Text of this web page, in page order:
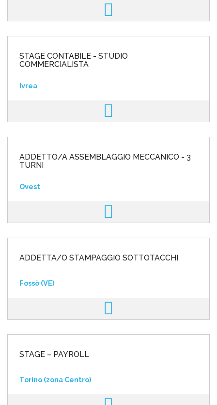
STAGE CONTABILE - STUDIO
COMMERCIALISTA
Ivrea
ADDETTO/A ASSEMBLAGGIO MECCANICO - 3
TURNI
Ovest
ADDETTA/O STAMPAGGIO SOTTOTACCHI
Fossò (VE)
STAGE – PAYROLL
Torino (zona Centro)